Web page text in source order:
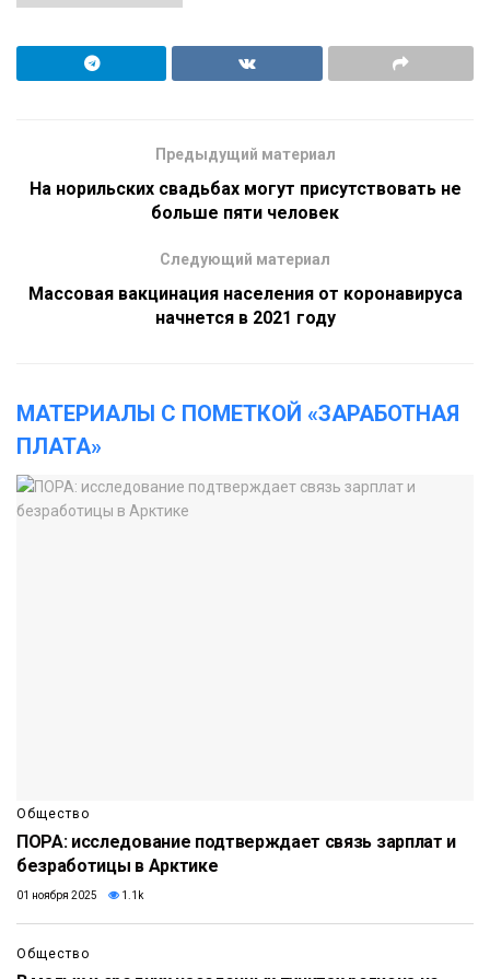
Предыдущий материал
На норильских свадьбах могут присутствовать не
больше пяти человек
Следующий материал
Массовая вакцинация населения от коронавируса
начнется в 2021 году
МАТЕРИАЛЫ С ПОМЕТКОЙ «ЗАРАБОТНАЯ
ПЛАТА»
Общество
ПОРА: исследование подтверждает связь зарплат и
безработицы в Арктике
01 ноября 2025 1.1k
Общество